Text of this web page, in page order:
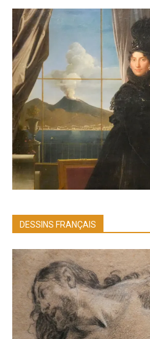
DESSINS FRANÇAIS